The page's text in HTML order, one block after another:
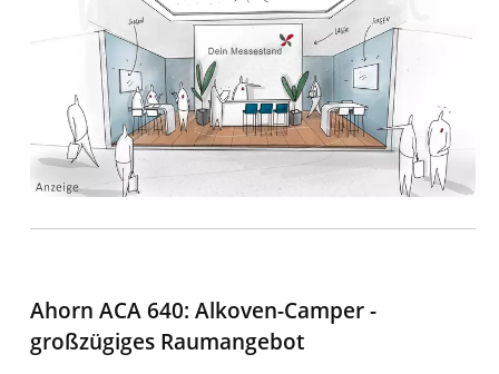
Ahorn ACA 640: Alkoven-Camper -
großzügiges Raumangebot